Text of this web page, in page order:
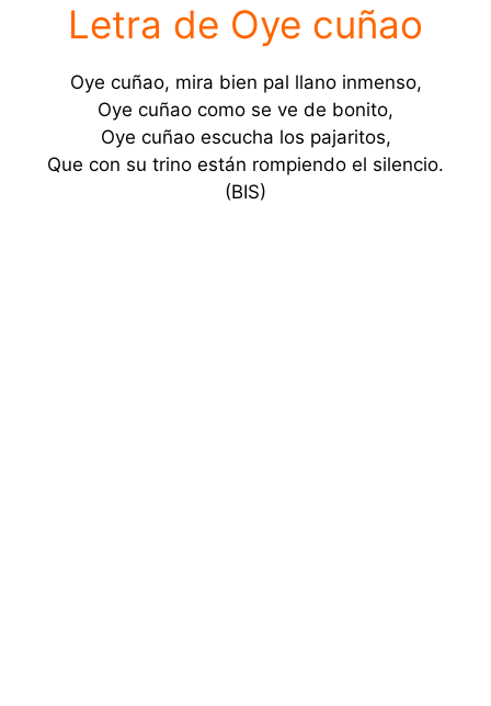
Letra de Oye cuñao
Oye cuñao, mira bien pal llano inmenso,
Oye cuñao como se ve de bonito,
Oye cuñao escucha los pajaritos,
Que con su trino están rompiendo el silencio.
(BIS)